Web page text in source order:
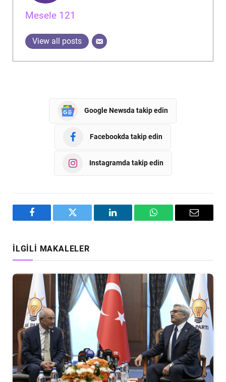
Mesele 121
View all posts
Google Newsda takip edin
Facebookda takip edin
Instagramda takip edin
Facebook Twitter LinkedIn WhatsAppEmail
İLGILI MAKALELER